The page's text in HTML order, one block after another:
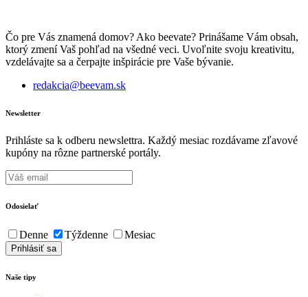
Čo pre Vás znamená domov? Ako beevate? Prinášame Vám obsah,
ktorý zmení Vaš pohľad na všedné veci. Uvoľnite svoju kreativitu,
vzdelávajte sa a čerpajte inšpirácie pre Vaše bývanie.
redakcia@beevam.sk
Newsletter
Prihláste sa k odberu newslettra. Každý mesiac rozdávame zľavové
kupóny na rôzne partnerské portály.
Odosielať
Denne Týždenne Mesiac
Naše tipy